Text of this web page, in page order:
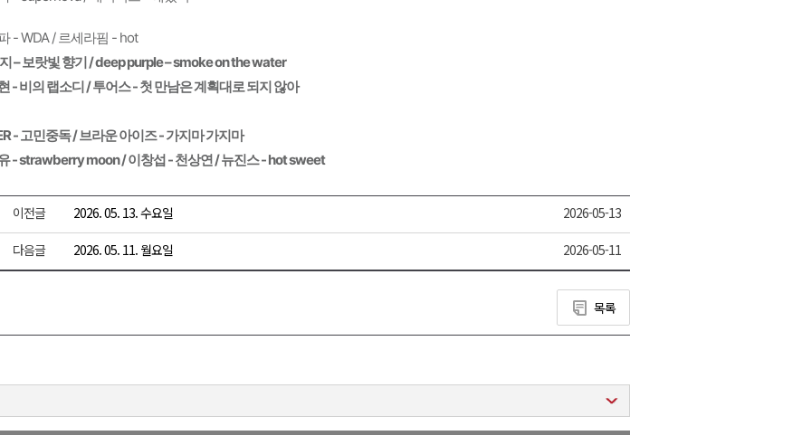
- WDA / 르세라핌 - hot
– 보랏빛 향기 / deep purple – smoke on the water
- 비의 랩소디 / 투어스 - 첫 만남은 계획대로 되지 않아
- 고민중독 / 브라운 아이즈 - 가지마 가지마
- strawberry moon / 이창섭 - 천상연 / 뉴진스 - hot sweet
이전글 2026. 05. 13. 수요일 2026-05-13
다음글 2026. 05. 11. 월요일 2026-05-11
목록